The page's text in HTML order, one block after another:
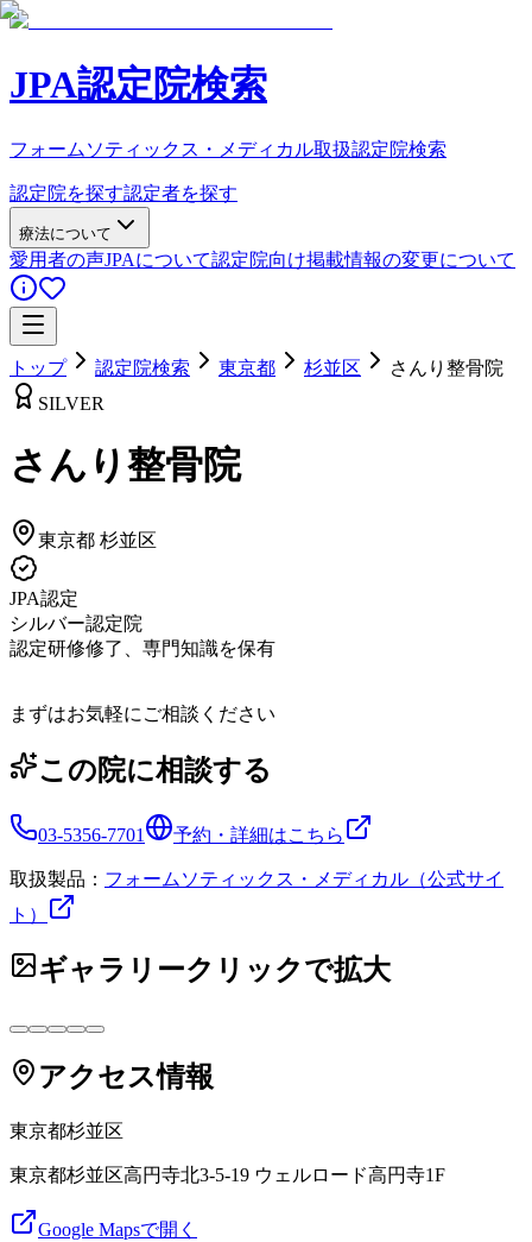
JPA認定院検索
フォームソティックス・メディカル取扱認定院検索
認定院を探す認定者を探す
療法について
愛用者の声JPAについて認定院向け掲載情報の変更について
トップ 認定院検索 東京都 杉並区
さんり整骨院
SILVER
さんり整骨院
東京都 杉並区
JPA認定
シルバー認定院
認定研修修了、専門知識を保有
まずはお気軽にご相談ください
この院に相談する
03-5356-7701 予約・詳細はこちら
取扱製品： フォームソティックス・メディカル（公式サイ
ト）
ギャラリークリックで拡大
アクセス情報
東京都杉並区
東京都杉並区高円寺北3-5-19 ウェルロード高円寺1F
Google Mapsで開く